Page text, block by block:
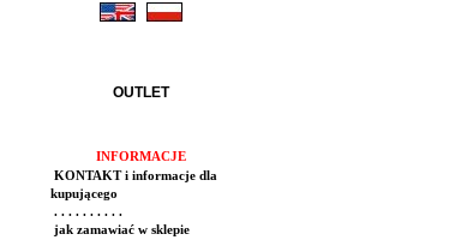
OUTLET
INFORMACJE
KONTAKT i informacje dla
kupującego
. . . . . . . . . .
jak zamawiać w sklepie